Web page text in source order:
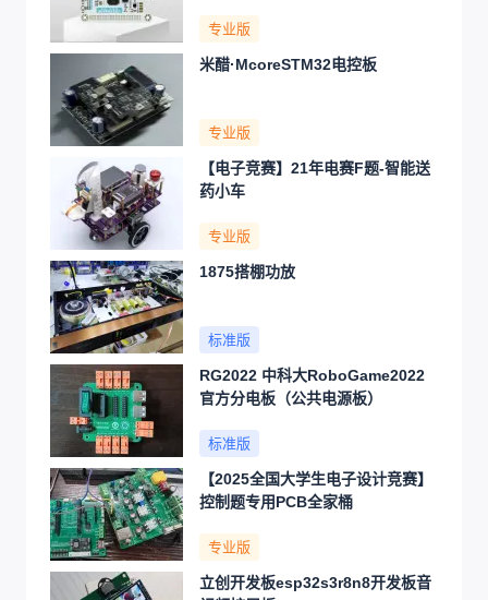
专业版
米醋·McoreSTM32电控板
专业版
【电子竞赛】21年电赛F题-智能送
药小车
专业版
1875搭棚功放
标准版
RG2022 中科大RoboGame2022
官方分电板（公共电源板）
标准版
【2025全国大学生电子设计竞赛】
控制题专用PCB全家桶
专业版
立创开发板esp32s3r8n8开发板音